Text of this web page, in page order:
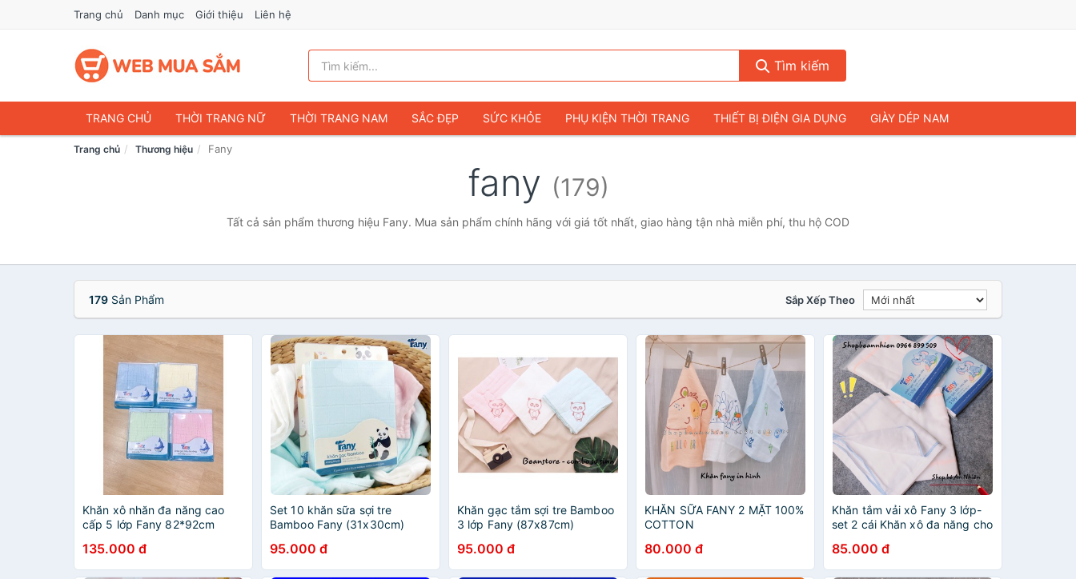
Trang chủ Danh mục Giới thiệu Liên hệ
Tìm kiếm
TRANG CHỦ THỜI TRANG NỮ THỜI TRANG NAM SẮC ĐẸP SỨC KHỎE PHỤ KIỆN THỜI TRANG THIẾT BỊ ĐIỆN GIA DỤNG GIÀY DÉP NAM
ĐIỆN THOẠI & PHỤ KIỆN
THỜI TRANG TRẺ EM & TRẺ SƠ SINH GAMING & CONSOLE
VĂN PHÒNG PHẨM SỞ THÍCH & SƯU TẦM Ô TÔ MÔ TÔ, XE MÁY SÁCH & TẠP CHÍ MÁY TÍNH & LAPTOP
Trang chủ Thương hiệu Fany
fany (179)
Tất cả sản phẩm thương hiệu Fany. Mua sản phẩm chính hãng với giá tốt nhất, giao hàng tận nhà miễn phí, thu hộ COD
179 Sản Phẩm Sắp Xếp Theo
Khăn xô nhăn đa năng cao
cấp 5 lớp Fany 82*92cm
135.000 đ
Set 10 khăn sữa sợi tre
Bamboo Fany (31x30cm)
95.000 đ
Khăn gạc tắm sợi tre Bamboo
3 lớp Fany (87x87cm)
95.000 đ
KHĂN SỮA FANY 2 MẶT 100%
COTTON
80.000 đ
Khăn tắm vải xô Fany 3 lớp-
set 2 cái Khăn xô đa năng cho
85.000 đ